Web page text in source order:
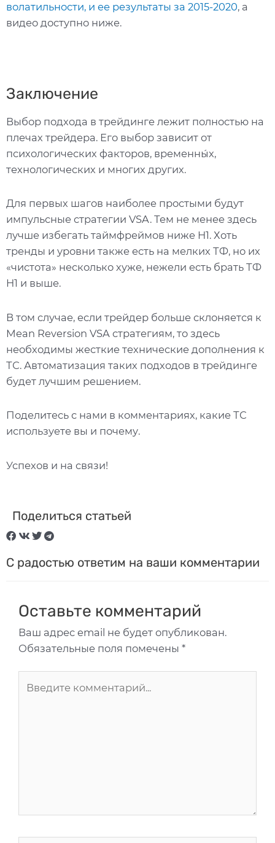
волатильности, и ее результаты за 2015-2020, а
видео доступно ниже.
Заключение
Выбор подхода в трейдинге лежит полностью на
плечах трейдера. Его выбор зависит от
психологических факторов, временны́х,
технологических и многих других.
Для первых шагов наиболее простыми будут
импульсные стратегии VSA. Тем не менее здесь
лучше избегать таймфреймов ниже H1. Хоть
тренды и уровни также есть на мелких ТФ, но их
«чистота» несколько хуже, нежели есть брать ТФ
H1 и выше.
В том случае, если трейдер больше склоняется к
Mean Reversion VSA стратегиям, то здесь
необходимы жесткие технические дополнения к
ТС. Автоматизация таких подходов в трейдинге
будет лучшим решением.
Поделитесь с нами в комментариях, какие ТС
используете вы и почему.
Успехов и на связи!
Поделиться статьей
С радостью ответим на ваши комментарии
Оставьте комментарий
Ваш адрес email не будет опубликован.
Обязательные поля помечены *